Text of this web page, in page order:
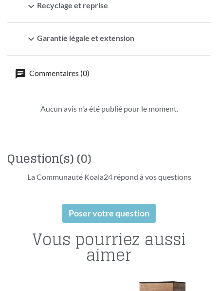
expand_more Recyclage et reprise
expand_more Garantie légale et extension
Commentaires (0)
Aucun avis n'a été publié pour le moment.
Question(s)(0)
La Communauté Koala24 répond à vos questions
Poser votre question
Vous pourriez aussi
aimer